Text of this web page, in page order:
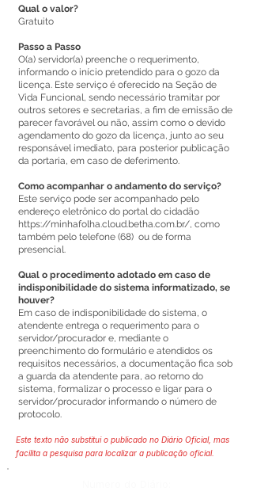
Qual o valor?
Gratuito
Passo a Passo
O(a) servidor(a) preenche o requerimento,
informando o início pretendido para o gozo da
licença. Este serviço é oferecido na Seção de
Vida Funcional, sendo necessário tramitar por
outros setores e secretarias, a fim de emissão de
parecer favorável ou não, assim como o devido
agendamento do gozo da licença, junto ao seu
responsável imediato, para posterior publicação
da portaria, em caso de deferimento.
Como acompanhar o andamento do serviço?
Este serviço pode ser acompanhado pelo
endereço eletrônico do portal do cidadão
https://minhafolha.cloud.betha.com.br/, como
também pelo telefone (68) ou de forma
presencial.
Qual o procedimento adotado em caso de
indisponibilidade do sistema informatizado, se
houver?
Em caso de indisponibilidade do sistema, o
atendente entrega o requerimento para o
servidor/procurador e, mediante o
preenchimento do formulário e atendidos os
requisitos necessários, a documentação fica sob
a guarda da atendente para, ao retorno do
sistema, formalizar o processo e ligar para o
servidor/procurador informando o número de
protocolo.
Este texto não substitui o publicado no Diário Oficial, mas
facilita a pesquisa para localizar a publicação oficial.